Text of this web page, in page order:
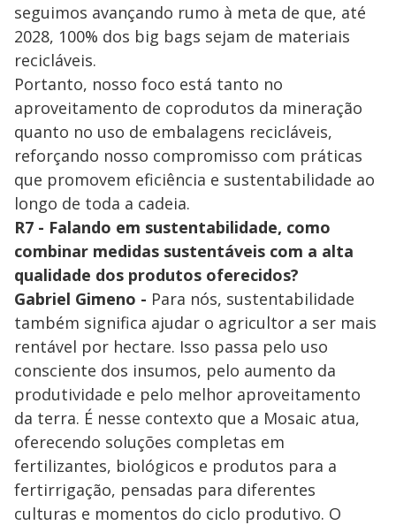
seguimos avançando rumo à meta de que, até
2028, 100% dos big bags sejam de materiais
recicláveis.
Portanto, nosso foco está tanto no
aproveitamento de coprodutos da mineração
quanto no uso de embalagens recicláveis,
reforçando nosso compromisso com práticas
que promovem eficiência e sustentabilidade ao
longo de toda a cadeia.
R7 - Falando em sustentabilidade, como
combinar medidas sustentáveis com a alta
qualidade dos produtos oferecidos?
Gabriel Gimeno - Para nós, sustentabilidade
também significa ajudar o agricultor a ser mais
rentável por hectare. Isso passa pelo uso
consciente dos insumos, pelo aumento da
produtividade e pelo melhor aproveitamento
da terra. É nesse contexto que a Mosaic atua,
oferecendo soluções completas em
fertilizantes, biológicos e produtos para a
fertirrigação, pensadas para diferentes
culturas e momentos do ciclo produtivo. O